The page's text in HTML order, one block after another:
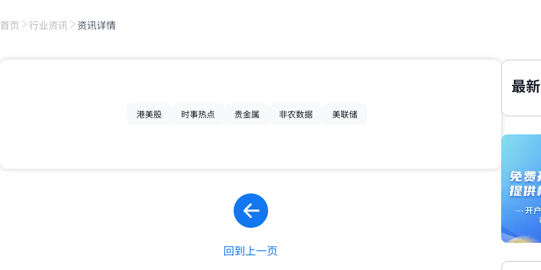
首页 行业资讯 资讯详情
港美股 时事热点 贵金属 非农数据 美联储
回到上一页
最